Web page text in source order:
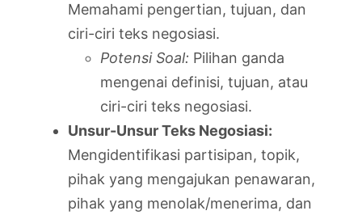
Memahami pengertian, tujuan, dan
ciri-ciri teks negosiasi.
Potensi Soal: Pilihan ganda
mengenai definisi, tujuan, atau
ciri-ciri teks negosiasi.
Unsur-Unsur Teks Negosiasi:
Mengidentifikasi partisipan, topik,
pihak yang mengajukan penawaran,
pihak yang menolak/menerima, dan